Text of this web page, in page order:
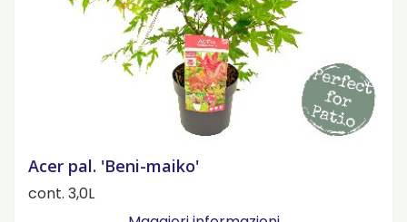
Acer pal. 'Beni-maiko'
cont. 3,0L